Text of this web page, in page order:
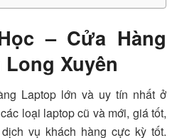
– Cửa Hàng
Xuyên
Laptop lớn và uy tín nhất ở
loại laptop cũ và mới, giá tốt,
vụ khách hàng cực kỳ tốt.